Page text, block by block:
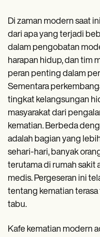
Templat Rencana Perawatan
Social Work Treatment Plans
DAR Note Template
Patient Visit Summary
Help Center
Demos
Training Hub
Webinars
Switch to Carepatron
Become a Partner
Pricing
Why Carepatron?
Get started
Di zaman modern saat
dari apa yang terjadi
dalam pengobatan
harapan hidup, dan tim
peran penting dalam
Sementara
tingkat kelangsungan
masyarakat dari
kematian. Berbeda
adalah bagian yang
sehari-hari, banyak
terutama di rumah sakit
medis. Pergeseran ini
tentang kematian
tabu.
Kafe kematian modern